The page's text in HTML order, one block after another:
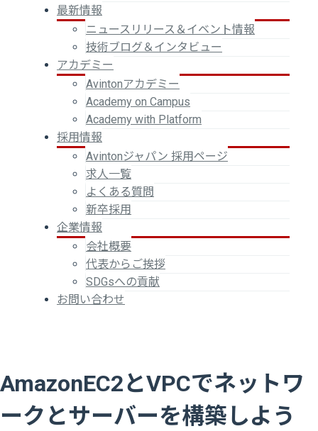
最新情報
ニュースリリース＆イベント情報
技術ブログ＆インタビュー
アカデミー
Avintonアカデミー
Academy on Campus
Academy with Platform
採用情報
Avintonジャパン 採用ページ
求人一覧
よくある質問
新卒採用
企業情報
会社概要
代表からご挨拶
SDGsへの貢献
お問い合わせ
AmazonEC2とVPCでネットワ
ークとサーバーを構築しよう